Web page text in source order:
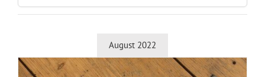
August 2022